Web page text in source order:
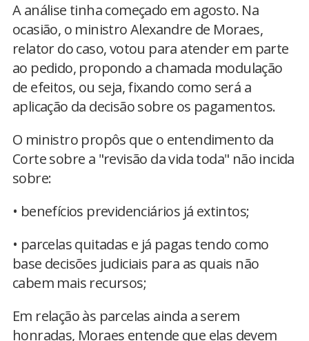
A análise tinha começado em agosto. Na
ocasião, o ministro Alexandre de Moraes,
relator do caso, votou para atender em parte
ao pedido, propondo a chamada modulação
de efeitos, ou seja, fixando como será a
aplicação da decisão sobre os pagamentos.
O ministro propôs que o entendimento da
Corte sobre a "revisão da vida toda" não incida
sobre:
• benefícios previdenciários já extintos;
• parcelas quitadas e já pagas tendo como
base decisões judiciais para as quais não
cabem mais recursos;
Em relação às parcelas ainda a serem
honradas, Moraes entende que elas devem